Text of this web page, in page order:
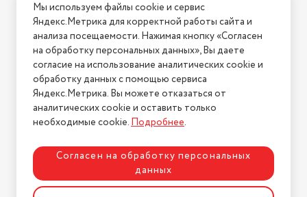
Условия возврата
Нашли ошибку на сайте? Напишите нам
2026 © Интернет-магазин "АстМаркет". У нас есть всё!
Политика конфиденциальности
Разработка сайтаASTDESIGN
Мы используем файлы cookie и сервис
Яндекс.Метрика для корректной работы сайта и
анализа посещаемости. Нажимая кнопку «Согласен
на обработку персональных данных», Вы даете
согласие на использование аналитических cookie и
обработку данных с помощью сервиса
Яндекс.Метрика. Вы можете отказаться от
аналитических cookie и оставить только
необходимые cookie.Подробнее.
Согласен на обработку персональных
данных